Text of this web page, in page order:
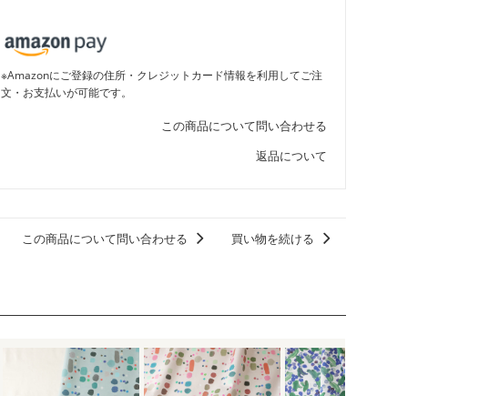
※Amazonにご登録の住所・クレジットカード情報を利用してご注
文・お支払いが可能です。
この商品について問い合わせる
返品について
この商品について問い合わせる 買い物を続ける